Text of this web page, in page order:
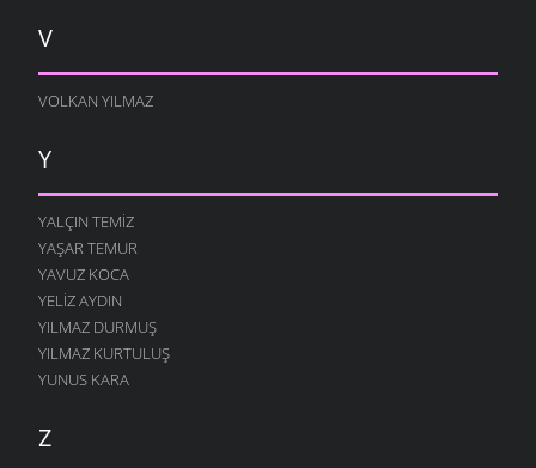
V
VOLKAN YILMAZ
Y
YALÇIN TEMIZ
YAŞAR TEMUR
YAVUZ KOCA
YELIZ AYDIN
YILMAZ DURMUŞ
YILMAZ KURTULUŞ
YUNUS KARA
Z